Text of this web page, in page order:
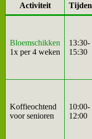
Activiteit Tijden
Bloemschikken
1x per 4 weken
13:30-
15:30
Koffieochtend
voor senioren
10:00-
12:00